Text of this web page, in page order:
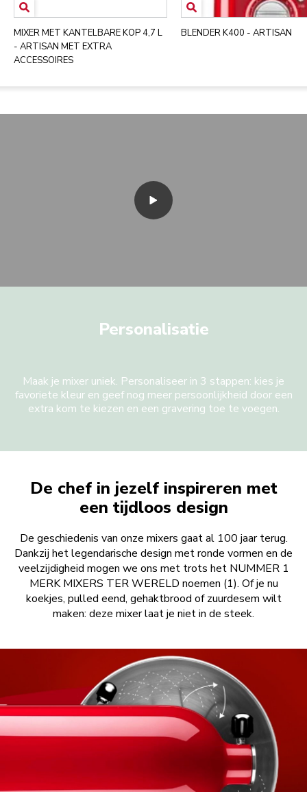
MIXER MET KANTELBARE KOP 4,7 L
- ARTISAN MET EXTRA
ACCESSOIRES
BLENDER K400 - ARTISAN
Personalisatie
Maak je mixer uniek. Personaliseer in 3 stappen: kies je
favoriete kleur en geef nog meer persoonlijkheid door een
extra kom te kiezen en een gravering toe te voegen.
De chef in jezelf inspireren met
een tijdloos design
De geschiedenis van onze mixers gaat al 100 jaar terug.
Dankzij het legendarische design met ronde vormen en de
veelzijdigheid mogen we ons met trots het NUMMER 1
MERK MIXERS TER WERELD noemen (1). Of je nu
koekjes, pulled eend, gehaktbrood of zuurdesem wilt
maken: deze mixer laat je niet in de steek.